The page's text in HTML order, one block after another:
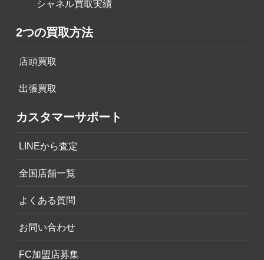
シャネル買取実績
2つの買取方法
店頭買取
出張買取
カスタマーサポート
LINEから査定
全国店舗一覧
よくある質問
お問い合わせ
FC加盟店募集